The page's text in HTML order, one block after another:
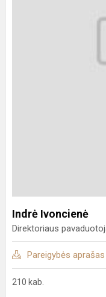
Indrė Ivoncienė
Direktoriaus
Pareigybės aprašas
210 kab.